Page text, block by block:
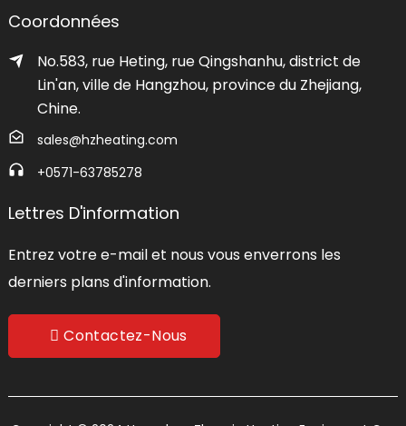
Coordonnées
No.583, rue Heting, rue Qingshanhu, district de
Lin'an, ville de Hangzhou, province du Zhejiang,
Chine.
sales@hzheating.com
+0571-63785278
Lettres D'information
Entrez votre e-mail et nous vous enverrons les
derniers plans d'information.
Contactez-Nous